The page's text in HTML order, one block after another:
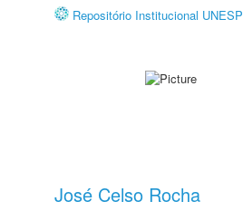
Repositório Institucional UNESP
José Celso Rocha